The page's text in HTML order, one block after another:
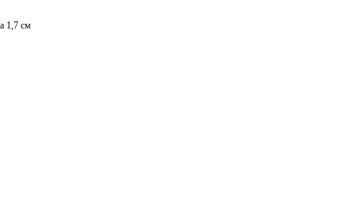
1,7 см